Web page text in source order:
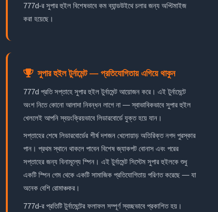
777d-র সুপার হুইল বিশেষভাবে কম ব্যান্ডউইথে চলার জন্য অপ্টিমাইজ
করা হয়েছে।
সুপার হুইল টুর্নামেন্ট — প্রতিযোগিতায় এগিয়ে থাকুন
777d প্রতি সপ্তাহে সুপার হুইল টুর্নামেন্ট আয়োজন করে। এই টুর্নামেন্টে
অংশ নিতে কোনো আলাদা নিবন্ধন লাগে না — স্বাভাবিকভাবে সুপার হুইল
খেললেই আপনি স্বয়ংক্রিয়ভাবে লিডারবোর্ডে যুক্ত হয়ে যান।
সপ্তাহের শেষে লিডারবোর্ডের শীর্ষ দশজন খেলোয়াড় অতিরিক্ত নগদ পুরস্কার
পান। প্রথম স্থানে থাকলে পাবেন বিশেষ জ্যাকপট বোনাস এবং পরের
সপ্তাহের জন্য বিনামূল্যে স্পিন। এই টুর্নামেন্ট সিস্টেম সুপার হুইলকে শুধু
একটি স্পিন গেম থেকে একটি সামাজিক প্রতিযোগিতায় পরিণত করেছে — যা
অনেক বেশি রোমাঞ্চকর।
777d-র প্রতিটি টুর্নামেন্টের ফলাফল সম্পূর্ণ স্বচ্ছভাবে প্রকাশিত হয়।